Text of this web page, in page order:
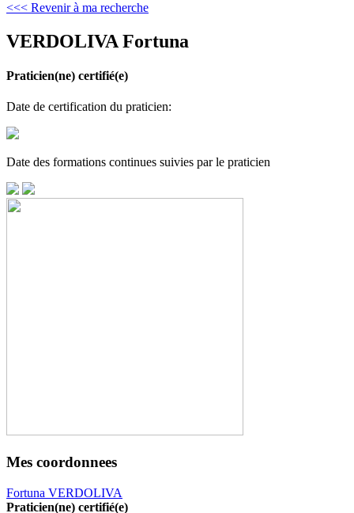
<<< Revenir à ma recherche
VERDOLIVA Fortuna
Praticien(ne) certifié(e)
Date de certification du praticien:
Date des formations continues suivies par le praticien
Mes coordonnees
Fortuna VERDOLIVA
Praticien(ne) certifié(e)